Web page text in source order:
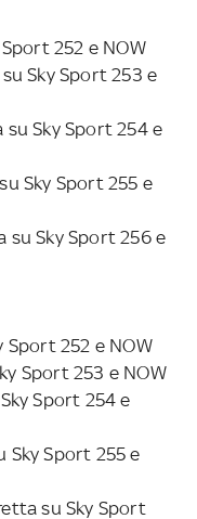
252 e NOW
Sky Sport 253 e
su Sky Sport 254 e
Sky Sport 255 e
su Sky Sport 256 e
Sport 252 e NOW
Sport 253 e NOW
Sport 254 e
Sky Sport 255 e
su Sky Sport